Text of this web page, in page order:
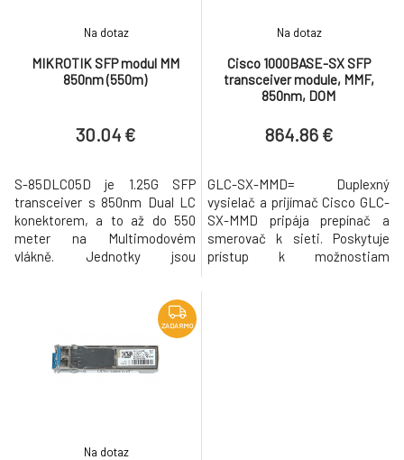
MIKROTIK SFP modul MM
850nm (550m)
Na dotaz
30.04 €
S-85DLC05D je 1.25G SFP
transceiver s 850nm Dual LC
konektorem, a to až do 550
meter na Multimodovém
vlákně. Jednotky jsou
RB2011LS-IN, RB2011UAS-IN,
RB2011UAS-RM, RB2011UAS-
2HnD, RB2011UAS-2HnD-IN, a
CCR1036-12G-4S. Details
Cisco 1000BASE-SX SFP
transceiver module, MMF,
850nm, DOM
Na dotaz
864.86 €
GLC-SX-MMD= Duplexný
vysielač a prijímač Cisco GLC-
SX-MMD pripája prepínač a
smerovač k sieti. Poskytuje
prístup k možnostiam
ZADARMO
Na dotaz